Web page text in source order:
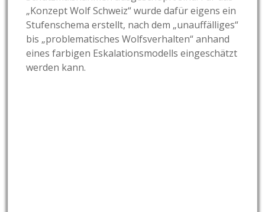
„Konzept Wolf Schweiz“ wurde dafür eigens ein
Stufenschema erstellt, nach dem „unauffälliges“
bis „problematisches Wolfsverhalten“ anhand
eines farbigen Eskalationsmodells eingeschätzt
werden kann.